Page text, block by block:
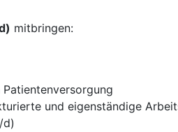
mitbringen:
und eigenständige
d)